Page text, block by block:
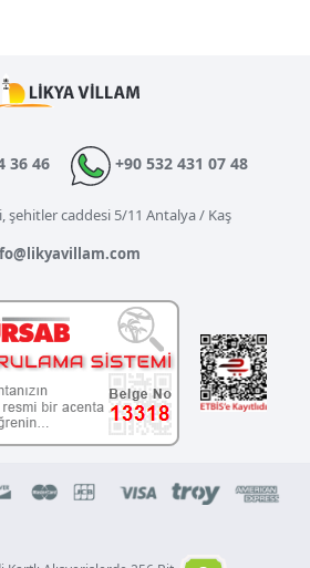
36 46 +90 532 431 07 48
şehitler caddesi 5/11 Antalya / Kaş